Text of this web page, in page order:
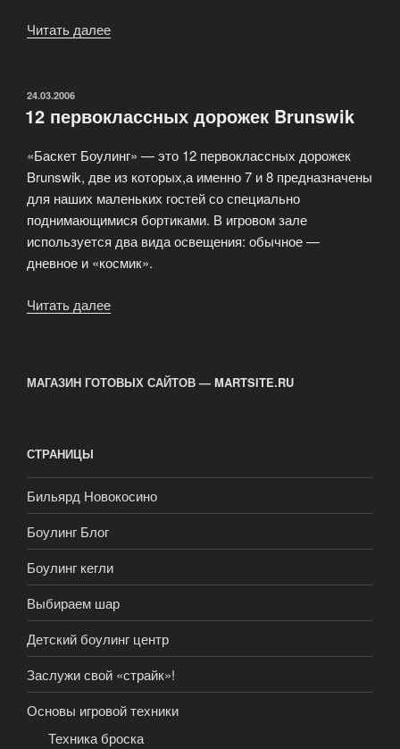
Читать далее
ОПУБЛИКОВАНО
24.03.2006
12 первоклассных дорожек Brunswik
«Баскет Боулинг» — это 12 первоклассных дорожек
Brunswik, две из которых,а именно 7 и 8 предназначены
для наших маленьких гостей со специально
поднимающимися бортиками. В игровом зале
используется два вида освещения: обычное —
дневное и «космик».
Читать далее
МАГАЗИН ГОТОВЫХ САЙТОВ — MARTSITE.RU
СТРАНИЦЫ
Бильярд Новокосино
Боулинг Блог
Боулинг кегли
Выбираем шар
Детский боулинг центр
Заслужи свой «страйк»!
Основы игровой техники
Техника броска